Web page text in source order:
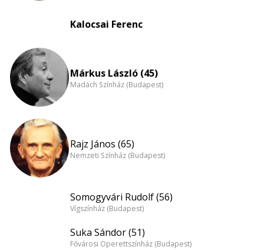
Kalocsai Ferenc
Márkus László (45)
Madách Színház (Budapest)
Rajz János (65)
Nemzeti Színház (Budapest)
Somogyvári Rudolf (56)
Vígszínház (Budapest)
Suka Sándor (51)
Fővárosi Operettszínház (Budapest)